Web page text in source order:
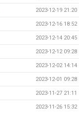
2023-12-19 21:20
2023-12-16 18:52
2023-12-14 20:45
2023-12-12 09:28
2023-12-02 14:14
2023-12-01 09:28
2023-11-27 21:11
2023-11-26 15:32